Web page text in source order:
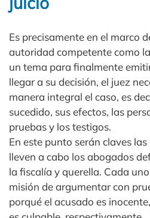
Es precisamente en el marco
autoridad competente como
un tema para finalmente
llegar a su decisión, el juez
manera integral el caso, es
sucedido, sus efectos, las
pruebas y los testigos.
En este punto serán claves
lleven a cabo los abogados
la fiscalía y querella. Cada
misión de argumentar con
porqué el acusado es